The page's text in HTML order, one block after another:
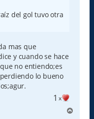
del gol tuvo otra
mas que
y cuando se hace
no entiendo;es
lo bueno
1 x